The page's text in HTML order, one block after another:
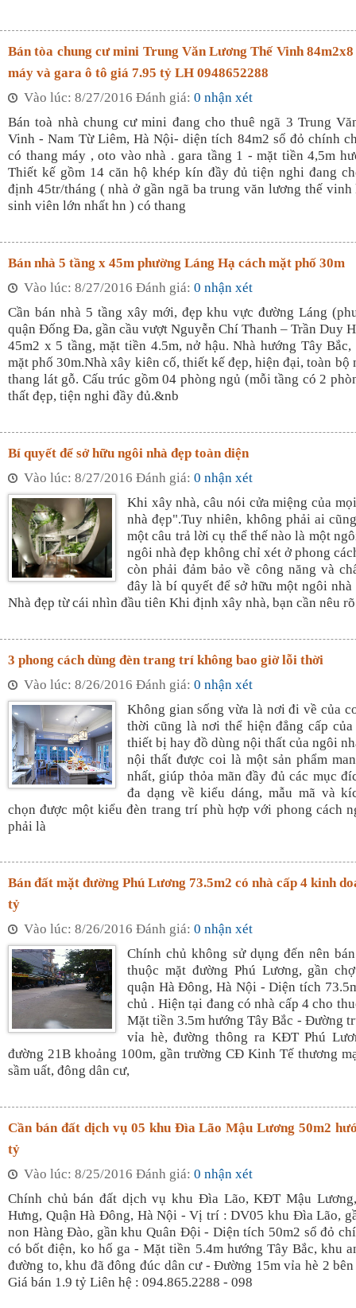
Bán tòa chung cư mini Trung Văn Lương Thế Vinh
máy và gara ô tô giá 7.95 tỷ LH 0948652288
Vào lúc: 8/27/2016 Đánh giá: 0 nhận xét
Bán toà nhà chung cư mini đang cho thuê ngã 3 Trung
Vinh - Nam Từ Liêm, Hà Nội- diện tích 84m2 sổ đỏ chính
có thang máy , oto vào nhà . gara tầng 1 - mặt tiền 4,5m
Thiết kế gồm 14 căn hộ khép kín đầy đủ tiện nghi đang
định 45tr/tháng ( nhà ở gần ngã ba trung văn lương thế vinh
sinh viên lớn nhất hn ) có thang
Bán nhà 5 tầng x 45m phường Láng Hạ cách mặt phố 30m
Vào lúc: 8/27/2016 Đánh giá: 0 nhận xét
Cần bán nhà 5 tầng xây mới, đẹp khu vực đường Láng
quận Đống Đa, gần cầu vượt Nguyễn Chí Thanh – Trần Duy
45m2 x 5 tầng, mặt tiền 4.5m, nở hậu. Nhà hướng Tây
mặt phố 30m.Nhà xây kiên cố, thiết kế đẹp, hiện đại, toàn bộ
thang lát gỗ. Cấu trúc gồm 04 phòng ngủ (mỗi tầng có 2
thất đẹp, tiện nghi đầy đủ.&nb
Bí quyết để sở hữu ngôi nhà đẹp toàn diện
Vào lúc: 8/27/2016 Đánh giá: 0 nhận xét
Khi xây nhà, câu nói cửa miệng của
nhà đẹp".Tuy nhiên, không phải ai
một câu trả lời cụ thể thế nào là một
ngôi nhà đẹp không chỉ xét ở phong
còn phải đảm bảo về công năng và
đây là bí quyết để sở hữu một ngôi nhà
Nhà đẹp từ cái nhìn đầu tiên Khi định xây nhà, bạn cần nêu
3 phong cách dùng đèn trang trí không bao giờ lỗi thời
Vào lúc: 8/26/2016 Đánh giá: 0 nhận xét
Không gian sống vừa là nơi đi về của
thời cũng là nơi thể hiện đẳng cấp
thiết bị hay đồ dùng nội thất của ngôi
nội thất được coi là một sản phẩm
nhất, giúp thỏa mãn đầy đủ các mục
đa dạng về kiểu dáng, mẫu mã và
chọn được một kiểu đèn trang trí phù hợp với phong cách
phải là
Bán đất mặt đường Phú Lương 73.5m2 có nhà cấp 4 kinh
tỷ
Vào lúc: 8/26/2016 Đánh giá: 0 nhận xét
Chính chủ không sử dụng đến nên
thuộc mặt đường Phú Lương, gần
quận Hà Đông, Hà Nội - Diện tích
chủ . Hiện tại đang có nhà cấp 4 cho
Mặt tiền 3.5m hướng Tây Bắc - Đường
vỉa hè, đường thông ra KĐT Phú
đường 21B khoảng 100m, gần trường CĐ Kinh Tế thương
sầm uất, đông dân cư,
Cần bán đất dịch vụ 05 khu Đìa Lão Mậu Lương 50m2
tỷ
Vào lúc: 8/25/2016 Đánh giá: 0 nhận xét
Chính chủ bán đất dịch vụ khu Đìa Lão, KĐT Mậu
Hưng, Quận Hà Đông, Hà Nội - Vị trí : DV05 khu Đìa Lão,
non Hàng Đào, gần khu Quân Đội - Diện tích 50m2 sổ đỏ
có bốt điện, ko hố ga - Mặt tiền 5.4m hướng Tây Bắc, khu
đường to, khu đã đông đúc dân cư - Đường 15m vỉa hè 2
Giá bán 1.9 tỷ Liên hệ : 094.865.2288 - 098